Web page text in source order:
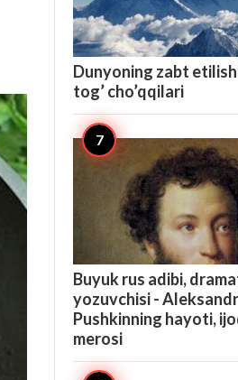
Dunyoning zabt
tog’ cho’qqilari
Buyuk rus adibi,
yozuvchisi -
Pushkinning hayoti,
merosi